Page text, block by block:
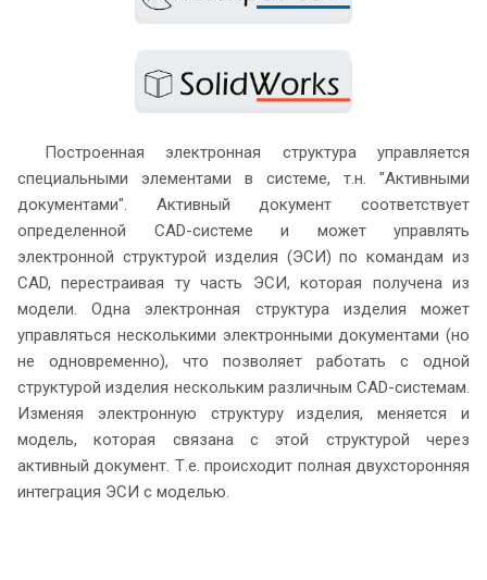
Построенная электронная структура управляется
специальными элементами в системе, т.н. "Активными
документами". Активный документ соответствует
определенной CAD-системе и может управлять
электронной структурой изделия (ЭСИ) по командам из
CAD, перестраивая ту часть ЭСИ, которая получена из
модели. Одна электронная структура изделия может
управляться несколькими электронными документами (но
не одновременно), что позволяет работать с одной
структурой изделия нескольким различным CAD-системам.
Изменяя электронную структуру изделия, меняется и
модель, которая связана с этой структурой через
активный документ. Т.е. происходит полная двухсторонняя
интеграция ЭСИ с моделью.